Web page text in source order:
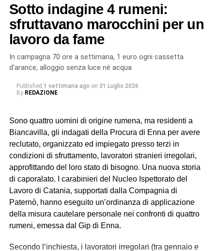
Sotto indagine 4 rumeni:
sfruttavano marocchini per un
lavoro da fame
In campagna 70 ore a settimana, 1 euro ogni cassetta
d’arance, alloggio senza luce né acqua
Published 1 settimana ago on 31 Luglio 2026
By REDAZIONE
Sono quattro uomini di origine rumena, ma residenti a
Biancavilla, gli indagati della Procura di Enna per avere
reclutato, organizzato ed impiegato presso terzi in
condizioni di sfruttamento, lavoratori stranieri irregolari,
approfittando del loro stato di bisogno. Una nuova storia
di caporalato. I carabinieri del Nucleo Ispettorato del
Lavoro di Catania, supportati dalla Compagnia di
Paternò, hanno eseguito un’ordinanza di applicazione
della misura cautelare personale nei confronti di quattro
rumeni, emessa dal Gip di Enna.
Secondo l’inchiesta, i lavoratori irregolari (tra gennaio e